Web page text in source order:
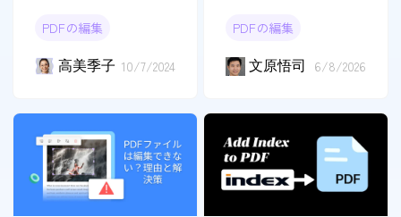
PDFの編集
高美季子 10/7/2024
PDFの編集
文原悟司 6/8/2026